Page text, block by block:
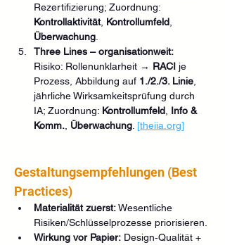
Rezertifizierung; Zuordnung:
Kontrollaktivität, Kontrollumfeld
Überwachung
Three Lines – organisationweit:
Risiko: Rollenunklarheit → RACI je
Prozess, Abbildung auf 1./2./3. Linie
jährliche Wirksamkeitsprüfung durch
IA; Zuordnung: Kontrollumfeld Info &
Komm. Überwachung [theiia.org]
Gestaltungsempfehlungen (Best
Practices)
Materialität zuerst: Wesentliche
Risiken/Schlüsselprozesse priorisieren.
Wirkung vor Papier: Design‑Qualität +